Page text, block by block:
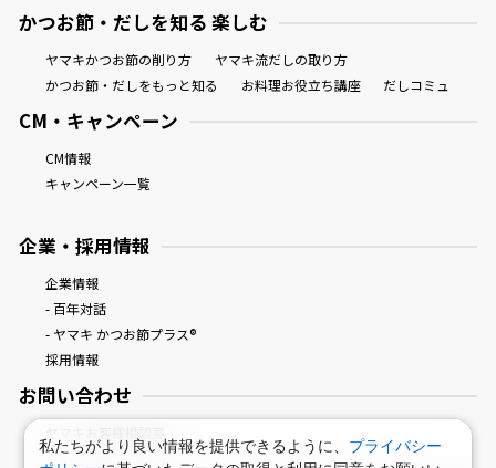
かつお節・だしを知る 楽しむ
ヤマキかつお節の削り方
ヤマキ流だしの取り方
かつお節・だしをもっと知る
お料理お役立ち講座 だしコミュ
CM・キャンペーン
CM情報
キャンペーン一覧
企業・採用情報
企業情報
- 百年対話
- ヤマキ かつお節プラス®
採用情報
お問い合わせ
私たちがより良い情報を提供できるように、 プライバシー